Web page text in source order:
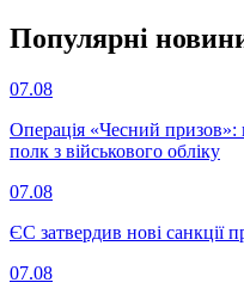
Популярнi
07.08
Операція «Чесний призов»:
полк з військового обліку
07.08
ЄС затвердив нові санкції
07.08